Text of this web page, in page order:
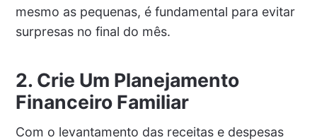
mesmo as pequenas, é fundamental para evitar
surpresas no final do mês.
2. Crie Um Planejamento
Financeiro Familiar
Com o levantamento das receitas e despesas